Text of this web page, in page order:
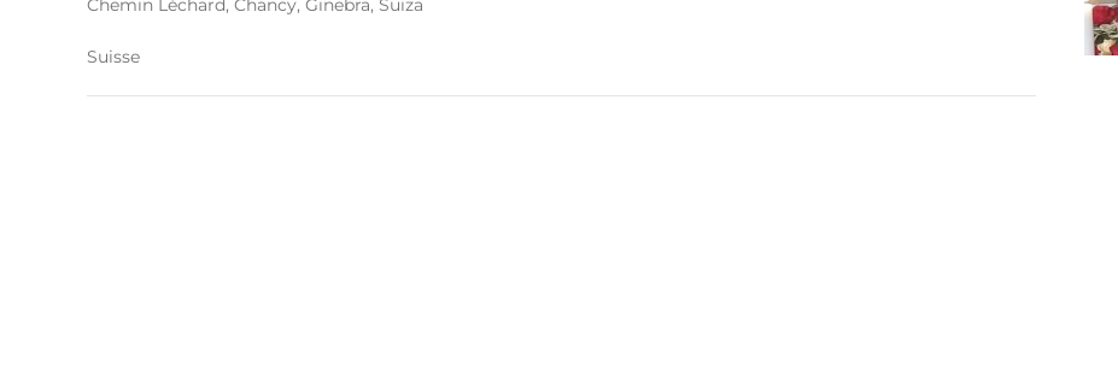
Chemin Léchard, Chancy, Ginebra, Suiza
Suisse